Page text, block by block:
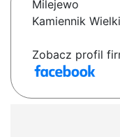
Milejewo
Kamiennik
Zobacz profil